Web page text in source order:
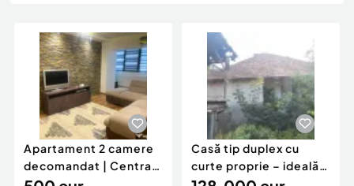
Animale de companie
Afaceri și echipamente profesionale
Inchiriere Bunuri si Vehicule
Piese auto si accesorii
Dacia Duster
Apartament 2 camere
decomandat | Centrală
proprie | 60 mp |
Casă tip duplex cu
curte proprie – ideală
pentru renovar